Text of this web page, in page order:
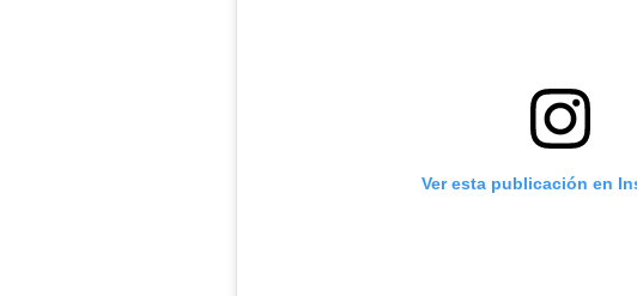
Ver esta publicación en